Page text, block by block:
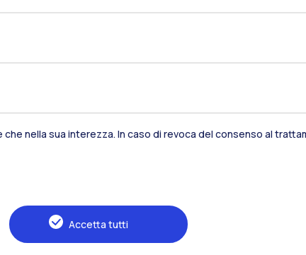
nella sua interezza. In caso di revoca del consenso al
Accetta tutti